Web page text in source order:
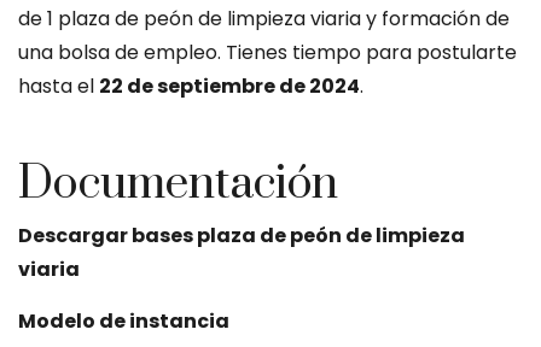
de 1 plaza de peón de limpieza viaria y formación de
una bolsa de empleo. Tienes tiempo para postularte
hasta el 22 de septiembrede 2024.
Documentación
Descargar bases plaza de peón de limpieza
viaria
Modelo de instancia